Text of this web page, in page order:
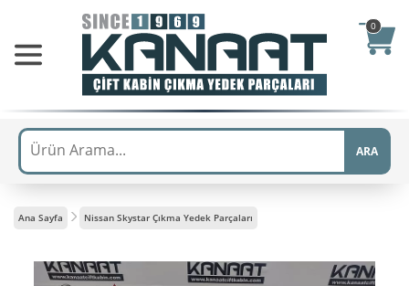
0
ARA
Ana Sayfa Nissan Skystar Çıkma Yedek Parçaları